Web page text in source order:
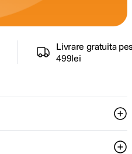
Livrare gratuita
499lei